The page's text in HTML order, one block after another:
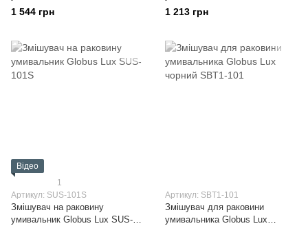
201
1 544 грн
201
1 213 грн
Відео
1
Артикул: SUS-101S
Змішувач на раковину
умивальник Globus Lux SUS-
Артикул: SBT1-101
Змішувач для раковини
умивальника Globus Lux